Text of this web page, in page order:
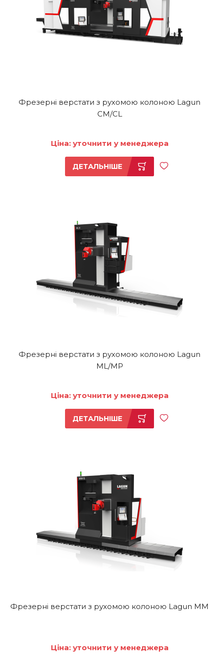
Фрезерні верстати з рухомою колоною Lagun
CM/CL
Ціна: уточнити у менеджера
ДЕТАЛЬНІШЕ
Фрезерні верстати з рухомою колоною Lagun
ML/MP
Ціна: уточнити у менеджера
ДЕТАЛЬНІШЕ
Фрезерні верстати з рухомою колоною Lagun MM
Ціна: уточнити у менеджера